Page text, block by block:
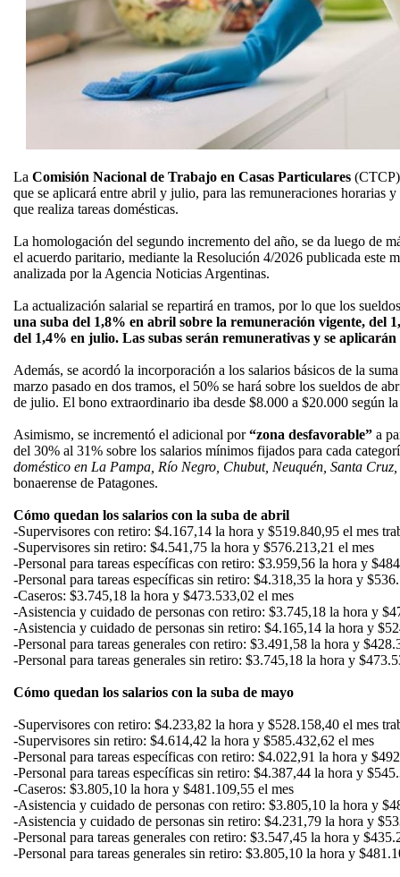
La Comisión Nacional de Trabajo en Casas Particulares
que se aplicará entre abril y julio, para las remuneraciones horarias
que realiza tareas domésticas.
La homologación del segundo incremento del año, se da luego de
el acuerdo paritario, mediante la Resolución 4/2026 publicada este
analizada por la Agencia Noticias Argentinas.
La actualización salarial se repartirá en tramos, por lo que los
una suba del 1,8% en abril sobre la remuneración vigente, del
del 1,4% en julio. Las subas serán remunerativas y se
Además, se acordó la incorporación a los salarios básicos de la
marzo pasado en dos tramos, el 50% se hará sobre los sueldos de
de julio. El bono extraordinario iba desde $8.000 a $20.000 según
Asimismo, se incrementó el adicional por“zona desfavorable” a
del 30% al 31% sobre los salarios mínimos fijados para cada
doméstico en La Pampa, Río Negro, Chubut, Neuquén, Santa
bonaerense de Patagones.
Cómo quedan los salarios con la suba de abril
-Supervisores con retiro: $4.167,14 la hora y $519.840,95 el mes
-Supervisores sin retiro: $4.541,75 la hora y $576.213,21 el mes
-Personal para tareas específicas con retiro: $3.959,56 la hora y
-Personal para tareas específicas sin retiro: $4.318,35 la hora y
-Caseros: $3.745,18 la hora y $473.533,02 el mes
-Asistencia y cuidado de personas con retiro: $3.745,18 la hora y
-Asistencia y cuidado de personas sin retiro: $4.165,14 la hora y
-Personal para tareas generales con retiro: $3.491,58 la hora y
-Personal para tareas generales sin retiro: $3.745,18 la hora y
Cómo quedan los salarios con la suba de mayo
-Supervisores con retiro: $4.233,82 la hora y $528.158,40 el mes
-Supervisores sin retiro: $4.614,42 la hora y $585.432,62 el mes
-Personal para tareas específicas con retiro: $4.022,91 la hora y
-Personal para tareas específicas sin retiro: $4.387,44 la hora y
-Caseros: $3.805,10 la hora y $481.109,55 el mes
-Asistencia y cuidado de personas con retiro: $3.805,10 la hora y
-Asistencia y cuidado de personas sin retiro: $4.231,79 la hora y
-Personal para tareas generales con retiro: $3.547,45 la hora y
-Personal para tareas generales sin retiro: $3.805,10 la hora y